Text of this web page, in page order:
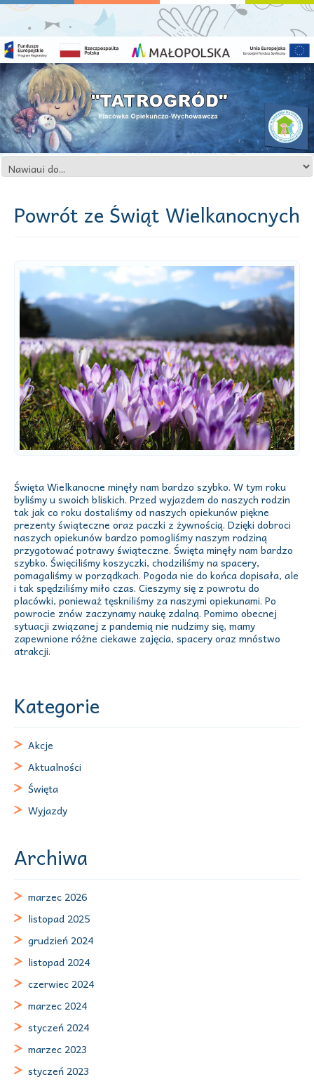
Powrót ze Świąt Wielkanocnych
Święta Wielkanocne minęły nam bardzo szybko. W tym roku
byliśmy u swoich bliskich. Przed wyjazdem do naszych rodzin
tak jak co roku dostaliśmy od naszych opiekunów piękne
prezenty świąteczne oraz paczki z żywnością. Dzięki dobroci
naszych opiekunów bardzo pomogliśmy naszym rodziną
przygotować potrawy świąteczne. Święta minęły nam bardzo
szybko. Święciliśmy koszyczki, chodziliśmy na spacery,
pomagaliśmy w porządkach. Pogoda nie do końca dopisała, ale
i tak spędziliśmy miło czas. Cieszymy się z powrotu do
placówki, ponieważ tęskniliśmy za naszymi opiekunami. Po
powrocie znów zaczynamy naukę zdalną. Pomimo obecnej
sytuacji związanej z pandemią nie nudzimy się, mamy
zapewnione różne ciekawe zajęcia, spacery oraz mnóstwo
atrakcji.
Kategorie
Akcje
Aktualności
Święta
Wyjazdy
Archiwa
marzec 2026
listopad 2025
grudzień 2024
listopad 2024
czerwiec 2024
marzec 2024
styczeń 2024
marzec 2023
styczeń 2023